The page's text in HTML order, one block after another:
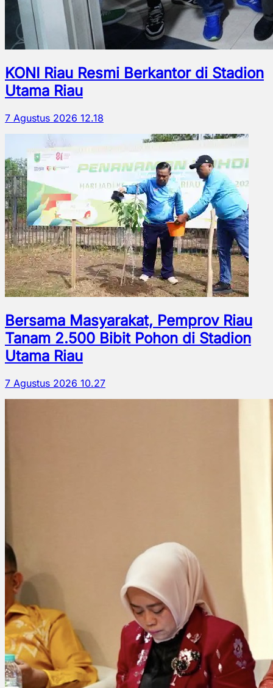
KONI Riau Resmi Berkantor di Stadion
Utama Riau
7 Agustus 2026 12.18
Bersama Masyarakat, Pemprov Riau
Tanam 2.500 Bibit Pohon di Stadion
Utama Riau
7 Agustus 2026 10.27